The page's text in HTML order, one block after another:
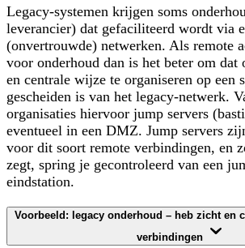
Legacy-systemen krijgen soms
leverancier) dat gefaciliteerd wordt via
(onvertrouwde) netwerken. Als remote
voor onderhoud dan is het beter om dat
en centrale wijze te organiseren op een
gescheiden is van het legacy-netwerk.
organisaties hiervoor jump servers
eventueel in een DMZ. Jump servers
voor dit soort remote verbindingen, en
zegt, spring je gecontroleerd van een
eindstation.
Voorbeeld: legacy onderhoud – heb zicht en
verbindingen